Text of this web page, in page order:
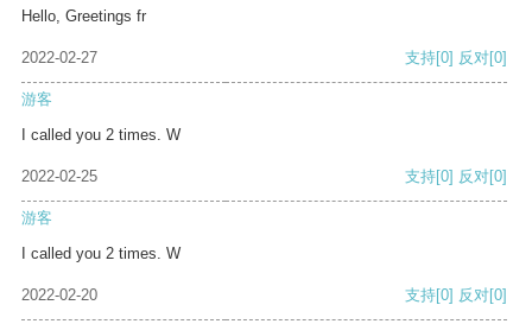
Hello, Greetings fr
2022-02-27 支持[0] 反对[0]
游客
I called you 2 times. W
2022-02-25 支持[0] 反对[0]
游客
I called you 2 times. W
2022-02-20 支持[0] 反对[0]